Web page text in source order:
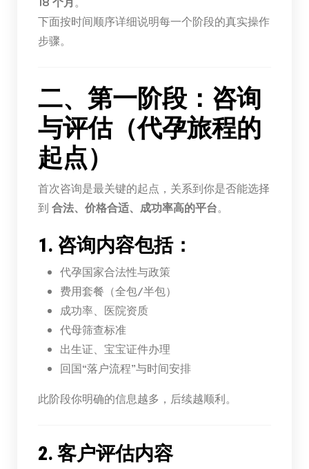
下面按时间顺序详细说明每一个阶段的真实操作
步骤。
二、第一阶段：咨询
与评估（代孕旅程的
起点）
首次咨询是最关键的起点，关系到你是否能选择
到 合法、价格合适、成功率高的平台。
1. 咨询内容包括：
代孕国家合法性与政策
费用套餐（全包/半包）
成功率、医院资质
代母筛查标准
出生证、宝宝证件办理
回国“落户流程”与时间安排
此阶段你明确的信息越多，后续越顺利。
2. 客户评估内容